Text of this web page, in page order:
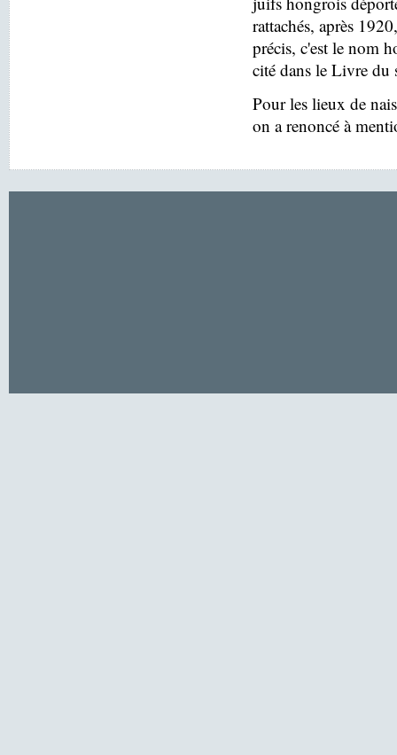
rattachés, après
précis, c'est le nom
cité dans le Livre du
Pour les lieux de
on a renoncé à